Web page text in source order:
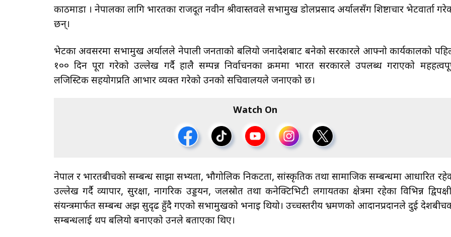
काठमाडौँ । नेपालका लागि भारतका राजदूत नवीन श्रीवास्तवले सभामुख डोलप्रसाद अर्यालसँग शिष्टाचार भेटवार्ता
छन्।
भेटका अवसरमा सभामुख अर्यालले नेपाली जनताको बलियो जनादेशबाट बनेको सरकारले आफ्नो कार्यकालको
१०० दिन पूरा गरेको उल्लेख गर्दै हालै सम्पन्न निर्वाचनका क्रममा भारत सरकारले उपलब्ध गराएको
लजिस्टिक सहयोगप्रति आभार व्यक्त गरेको उनको सचिवालयले जनाएको छ।
Watch On
नेपाल र भारतबीचको सम्बन्ध साझा सभ्यता, भौगोलिक निकटता, सांस्कृतिक तथा सामाजिक सम्बन्धमा आधारित
उल्लेख गर्दै व्यापार, सुरक्षा, नागरिक उड्डयन, जलस्रोत तथा कनेक्टिभिटी लगायतका क्षेत्रमा रहेका विभिन्न
संयन्त्रमार्फत सम्बन्ध अझ सुदृढ हुँदै गएको सभामुखको भनाइ थियो। उच्चस्तरीय भ्रमणको आदानप्रदानले दुई
सम्बन्धलाई थप बलियो बनाएको उनले बताएका थिए।